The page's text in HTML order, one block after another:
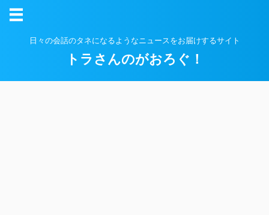
日々の会話のタネになるようなニュースをお届けするサイト
トラさんのがおろぐ！